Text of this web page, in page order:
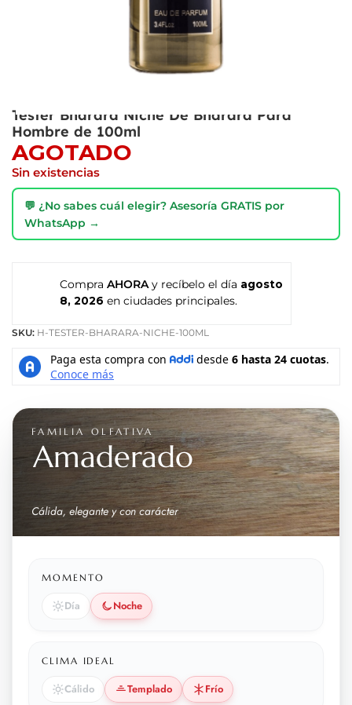
Tester Bharara Niche De Bharara Para
Hombre de 100ml
AGOTADO
Sin existencias
💬 ¿No sabes cuál elegir? Asesoría GRATIS por
WhatsApp →
Compra AHORA y recíbelo el día agosto
8, 2026 en ciudades principales.
SKU: H-TESTER-BHARARA-NICHE-100ML
FAMILIA OLFATIVA
Amaderado
Cálida, elegante y con carácter
MOMENTO
Día Noche
CLIMA IDEAL
Cálido Templado Frío